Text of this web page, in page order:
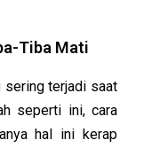
Tiba Mati
sering terjadi saat
seperti ini, cara
hal ini kerap